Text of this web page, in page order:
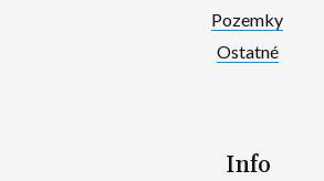
Pozemky
Ostatné
Info